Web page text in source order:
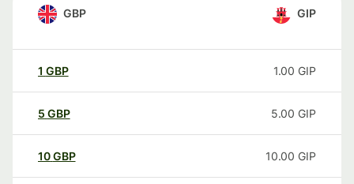
GBP GIP
1 GBP 1.00 GIP
5 GBP 5.00 GIP
10GBP 10.00 GIP